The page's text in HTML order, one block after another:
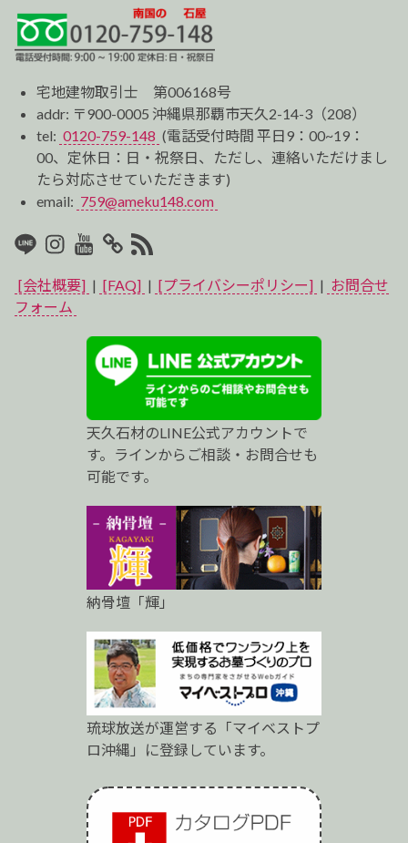
宅地建物取引士 第006168号
addr: 〒900-0005 沖縄県那覇市天久2-14-3（208）
tel: 0120-759-148 (電話受付時間 平日9：00~19：
00、定休日：日・祝祭日、ただし、連絡いただけまし
たら対応させていただきます)
email: 759@ameku148.com
LINEInstagram
Youtube
マ
イ
ス
ト
ロ
RSS2
[会社概要] | [FAQ] | [プライバシーポリシー] | お問合せ
フォーム
天久石材のLINE公式アカウントで
す。ラインからご相談・お問合せも
可能です。
納骨壇「輝」
琉球放送が運営する「マイベストプ
ロ沖縄」に登録しています。